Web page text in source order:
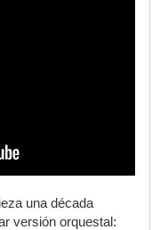
una década
versión orquestal: